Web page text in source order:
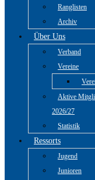
Ranglisten
Archiv
Über Uns
Verband
Vereine
Aktive
2026/27
Statistik
Ressorts
Jugend
Junioren